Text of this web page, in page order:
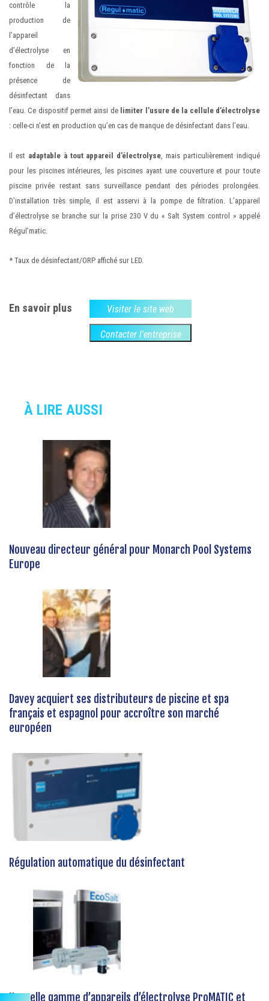
contrôle la
production de
l’appareil
d’électrolyse en
fonction de la
présence de
désinfectant dans
l’eau. Ce dispositif permet ainsi de limiter l’usure de la cellule d’électrolyse
: celle-ci n’est en production qu’en cas de manque de désinfectant dans l’eau.
Il est adaptable à tout appareil d’électrolyse, mais particulièrement indiqué
pour les piscines intérieures, les piscines ayant une couverture et pour toute
piscine privée restant sans surveillance pendant des périodes prolongées.
D’installation très simple, il est asservi à la pompe de filtration. L’appareil
d’électrolyse se branche sur la prise 230 V du « Salt System control » appelé
Régul’matic.
* Taux de désinfectant/ORP affiché sur LED.
En savoir plus Visiter le site web
Contacter l'entreprise
À LIRE AUSSI
Nouveau directeur général pour Monarch Pool Systems
Europe
Davey acquiert ses distributeurs de piscine et spa
français et espagnol pour accroître son marché
européen
Régulation automatique du désinfectant
Nouvelle gamme d’appareils d’électrolyse ProMATIC et